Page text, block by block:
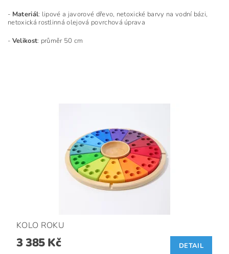
- Materiál: lipové a javorové dřevo, netoxické barvy na vodní bázi,
netoxická rostlinná olejová povrchová úprava
- Velikost: průměr 50 cm
KOLO ROKU
3 385 Kč DETAIL